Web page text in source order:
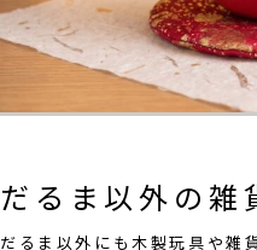
だるま以外の雑
だるま以外にも木製玩具や雑